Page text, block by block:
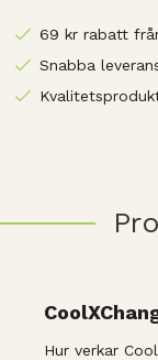
69 kr rabatt
Snabba
Hur verkar